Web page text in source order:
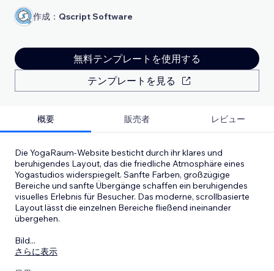
作成： Qscript Software
無料テンプレートを使用する
テンプレートを見る
概要 販売者 レビュー
Die YogaRaum-Website besticht durch ihr klares und
beruhigendes Layout, das die friedliche Atmosphäre eines
Yogastudios widerspiegelt. Sanfte Farben, großzügige
Bereiche und sanfte Übergänge schaffen ein beruhigendes
visuelles Erlebnis für Besucher. Das moderne, scrollbasierte
Layout lässt die einzelnen Bereiche fließend ineinander
übergehen.
Bild...
さらに表示